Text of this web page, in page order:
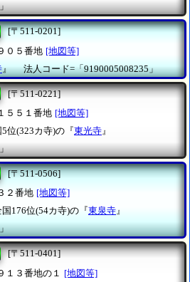
[〒511-0201]
０５番地 [地図等]
』 法人コード=「9190005008235」
[〒511-0221]
５５１番地 [地図等]
位(323カ寺)の『東光寺』
[〒511-0506]
２番地 [地図等]
国176位(54カ寺)の『東泉寺』
[〒511-0401]
１３番地の１
[地図等]